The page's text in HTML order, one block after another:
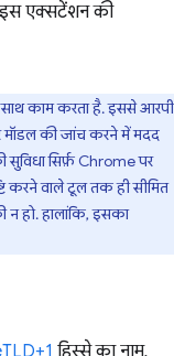
इस एक्सटेंशन की
काम करता है. इससे आरपी
की जांच करने में मदद
सुविधा सिर्फ़ Chrome पर
करने वाले टूल तक ही सीमित
हो. हालांकि, इसका